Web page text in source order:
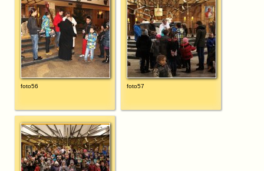
foto56 foto57